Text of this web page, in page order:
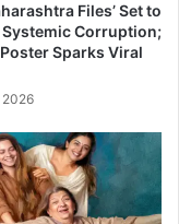
Files’ Set to
Systemic Corruption;
Sparks Viral
2026